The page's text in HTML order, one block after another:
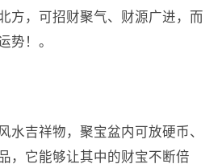
方，可招财聚气、财源广进，而
势！。
水吉祥物，聚宝盆内可放硬币、
，它能够让其中的财宝不断倍